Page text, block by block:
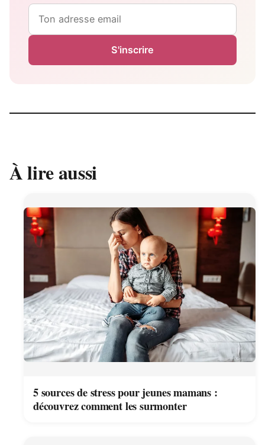
Email
S'inscrire
À lire aussi
5 sources de stress pour jeunes mamans :
découvrez comment les surmonter